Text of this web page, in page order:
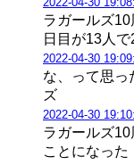
ラガールズ
日目が13人
2022-04-30
な、って思
ズ
2022-04-30
ラガールズ
ことになった